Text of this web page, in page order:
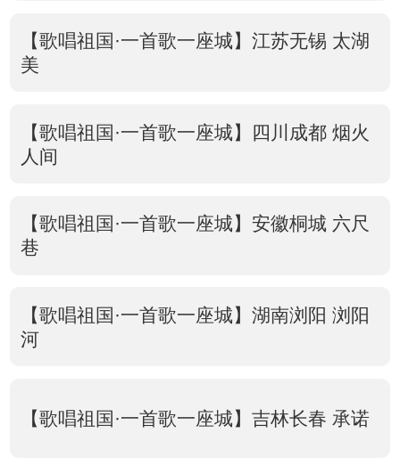
【歌唱祖国·一首歌一座城】江苏无锡 太湖
美
【歌唱祖国·一首歌一座城】四川成都 烟火
人间
【歌唱祖国·一首歌一座城】安徽桐城 六尺
巷
【歌唱祖国·一首歌一座城】湖南浏阳 浏阳
河
【歌唱祖国·一首歌一座城】吉林长春 承诺